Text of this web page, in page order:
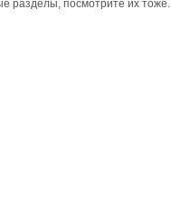
разделы, посмотрите их тоже.